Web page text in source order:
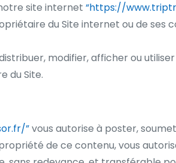
site internet “https://
du Site internet ou de
modifier, afficher ou
du Site.
”vous autorise à poster,
de ce contenu, vous